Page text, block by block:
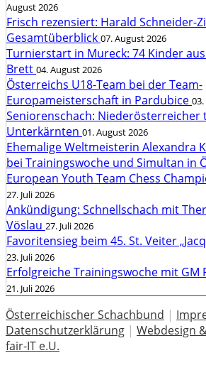
August 2026
Frisch rezensiert: Harald Schneider-
Gesamtüberblick 07. August 2026
Turnierstart in Mureck: 74 Kinder
Brett 04. August 2026
Österreichs U18-Team bei der Team-
Europameisterschaft in Pardubice
Seniorenschach:
Unterkärnten 01. August 2026
Ehemalige Weltmeisterin Alexandra
bei Trainingswoche und Simultan in
European Youth Team Chess
27. Juli 2026
Ankündigung: Schnellschach mit
Vöslau 27. Juli 2026
Favoritensieg beim 45. St. Veiter
23. Juli 2026
Erfolgreiche Trainingswoche mit GM
21. Juli 2026
Österreichischer Schachbund |
Datenschutzerklärung | Webdesign
fair-IT e.U.